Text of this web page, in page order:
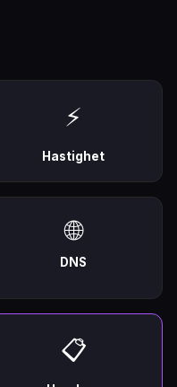
⚡
Hastighet
🌐
DNS
📋